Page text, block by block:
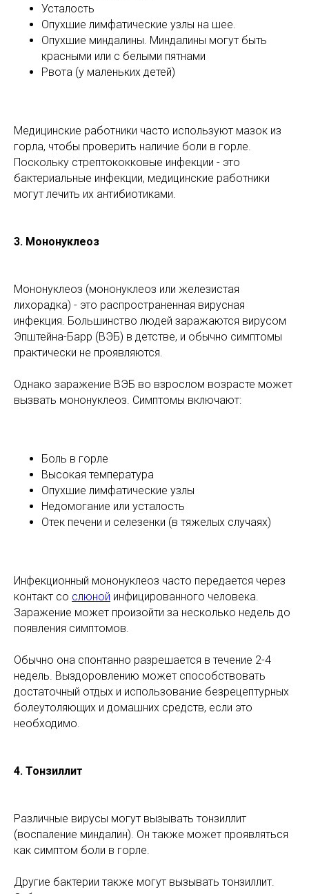
Усталость
Опухшие лимфатические узлы на шее.
Опухшие миндалины. Миндалины могут быть
красными или с белыми пятнами
Рвота (у маленьких детей)
Медицинские работники часто используют мазок из
горла, чтобы проверить наличие боли в горле.
Поскольку стрептококковые инфекции - это
бактериальные инфекции, медицинские работники
могут лечить их антибиотиками.
3. Мононуклеоз
Мононуклеоз (мононуклеоз или железистая
лихорадка) - это распространенная вирусная
инфекция. Большинство людей заражаются вирусом
Эпштейна-Барр (ВЭБ) в детстве, и обычно симптомы
практически не проявляются.
Однако заражение ВЭБ во взрослом возрасте может
вызвать мононуклеоз. Симптомы включают:
Боль в горле
Высокая температура
Опухшие лимфатические узлы
Недомогание или усталость
Отек печени и селезенки (в тяжелых случаях)
Инфекционный мононуклеоз часто передается через
контакт со слюной инфицированного человека.
Заражение может произойти за несколько недель до
появления симптомов.
Обычно она спонтанно разрешается в течение 2-4
недель. Выздоровлению может способствовать
достаточный отдых и использование безрецептурных
болеутоляющих и домашних средств, если это
необходимо.
4. Тонзиллит
Различные вирусы могут вызывать тонзиллит
(воспаление миндалин). Он также может проявляться
как симптом боли в горле.
Другие бактерии также могут вызывать тонзиллит.